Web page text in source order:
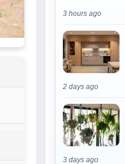
3 hours ago
2 days ago
3 days ago